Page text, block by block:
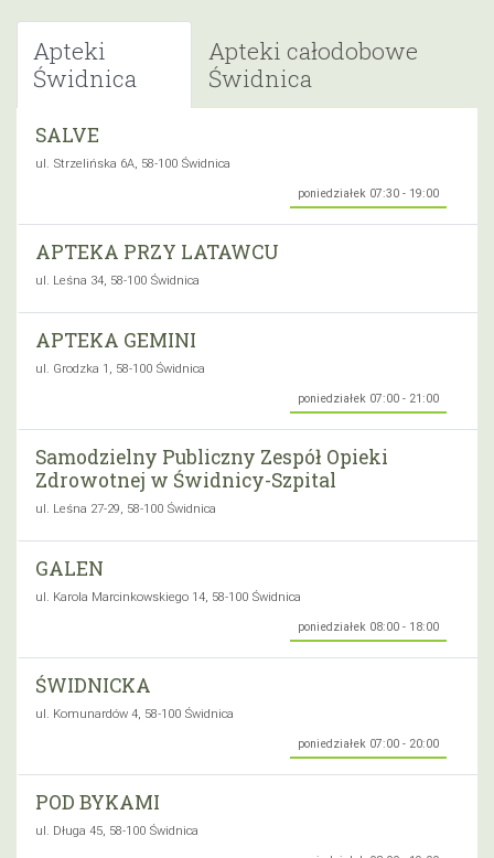
Apteki
Świdnica
Apteki całodobowe
Świdnica
SALVE
ul. Strzelińska 6A, 58-100 Świdnica
poniedziałek 07:30 - 19:00
APTEKA PRZY LATAWCU
ul. Leśna 34, 58-100 Świdnica
APTEKA GEMINI
ul. Grodzka 1, 58-100 Świdnica
poniedziałek 07:00 - 21:00
Samodzielny Publiczny Zespół Opieki
Zdrowotnej w Świdnicy-Szpital
ul. Leśna 27-29, 58-100 Świdnica
GALEN
ul. Karola Marcinkowskiego 14, 58-100 Świdnica
poniedziałek 08:00 - 18:00
ŚWIDNICKA
ul. Komunardów 4, 58-100 Świdnica
poniedziałek 07:00 - 20:00
POD BYKAMI
ul. Długa 45, 58-100 Świdnica